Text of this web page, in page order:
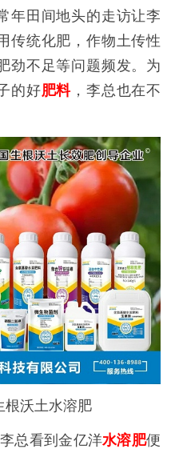
年田间地头的走访让李
传统化肥，作物土传性
劲不足等问题频发。为
的好肥料 ，李总也在不
根沃土水溶肥
总看到金亿洋水溶肥便